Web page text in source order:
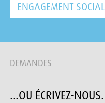
ENGAGEMENT SOCIAL
DEMANDES
...OU ÉCRIVEZ-NOUS.